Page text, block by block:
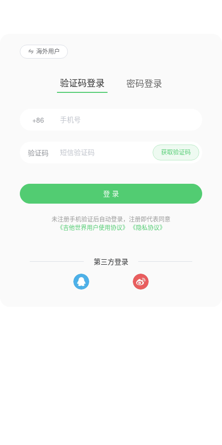
海外用户
验证码登录 密码登录
+86
验证码 获取验证码
登 录
未注册手机验证后自动登录，注册即代表同意
《吉他世界用户使用协议》
《隐私协议》
第三方登录